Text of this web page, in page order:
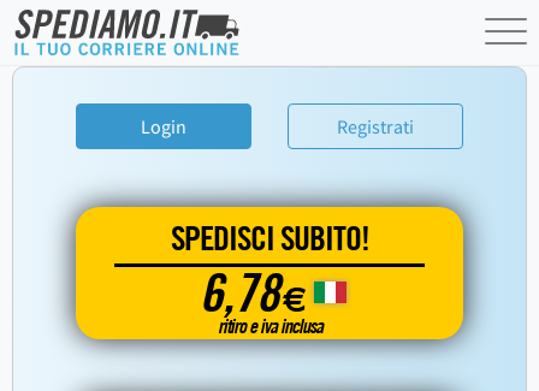
Login Registrati
SPEDISCI SUBITO!
6,78€
ritiro e iva inclusa